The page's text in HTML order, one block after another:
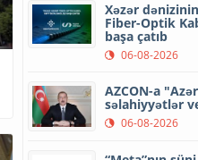
Xəzər
Fiber-Optik
başa çatıb
06-08-2026
AZCON-a
səlahiyyətlər
06-08-2026